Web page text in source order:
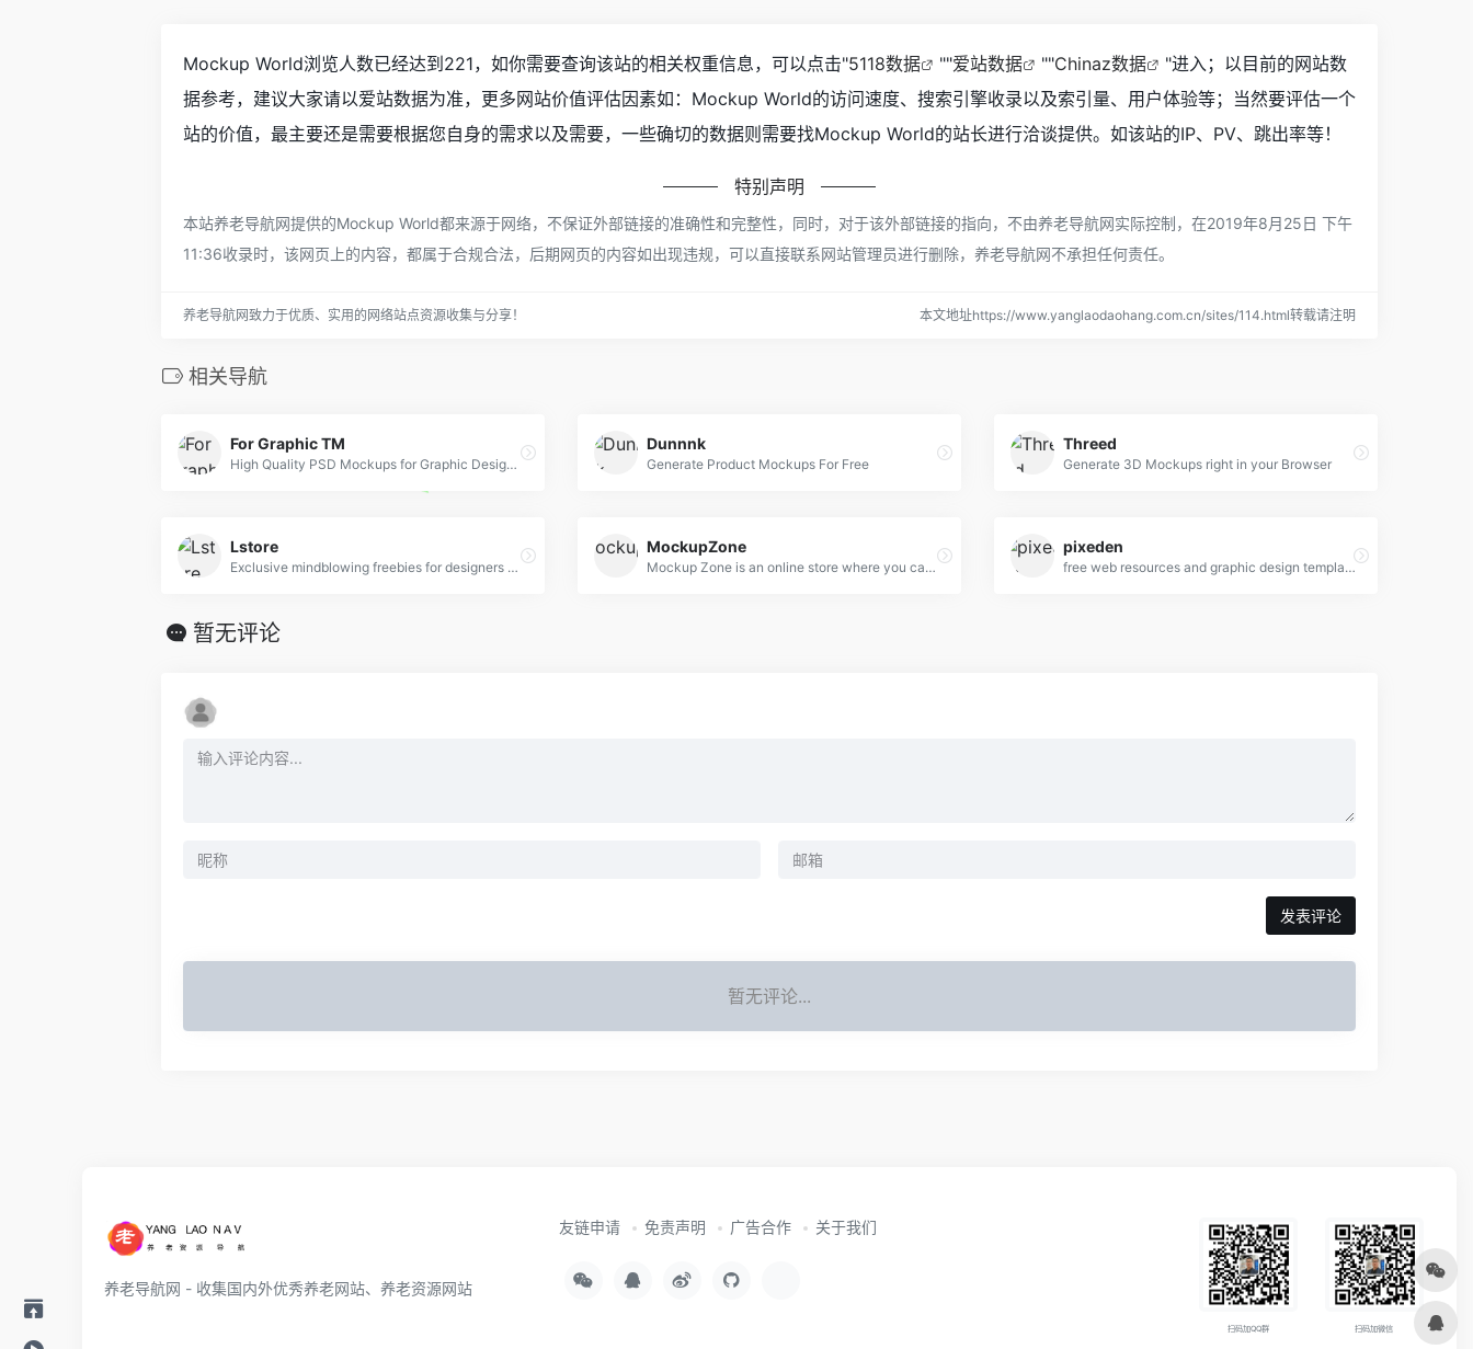
Mockup World浏览人数已经达到221，如你需要查询该站的相关权重信息，可以点击"5118数据 ""爱站数据 ""Chinaz数据
"进入；以目前的网站数
据参考，建议大家请以爱站数据为准，更多网站价值评估因素如：Mockup World的访问速度、搜索引擎收录以及索引量、用户体验等；当然要评估一个
站的价值，最主要还是需要根据您自身的需求以及需要，一些确切的数据则需要找Mockup World的站长进行洽谈提供。如该站的IP、PV、跳出率等！
特别声明
本站养老导航网提供的Mockup World都来源于网络，不保证外部链接的准确性和完整性，同时，对于该外部链接的指向，不由养老导航网实际控制，在2019年8月25日 下午
11:36收录时，该网页上的内容，都属于合规合法，后期网页的内容如出现违规，可以直接联系网站管理员进行删除，养老导航网不承担任何责任。
养老导航网致力于优质、实用的网络站点资源收集与分享！ 本文地址https://www.yanglaodaohang.com.cn/sites/114.html转载请注明
相关导航
For Graphic TM
High Quality PSD Mockups for Graphic Designers.
Dunnnk
Generate Product Mockups For Free
Threed
Generate 3D Mockups right in your Browser
Lstore
Exclusive mindblowing freebies for designers and developers
MockupZone
Mockup Zone is an online store where you can find free and premium PSD mockup files to show your designs in a professional way.
pixeden
free web resources and graphic design templates.
暂无评论
发表评论
暂无评论...
养老导航网 - 收集国内外优秀养老网站、养老资源网站
友链申请 免责声明 广告合作 关于我们
扫码加QQ群 扫码加微信